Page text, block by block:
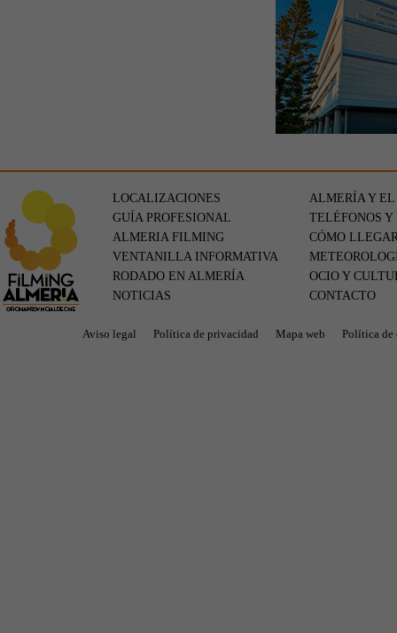
LOCALIZACIONES
GUÍA PROFESIONAL
ALMERIA FILMING
VENTANILLA INFORMATIVA
RODADO EN ALMERÍA
NOTICIAS
ALMERÍA Y EL
TELÉFONOS Y
CÓMO
OCIO Y
CONTACTO
Aviso legal Política de privacidad Mapa web Política de